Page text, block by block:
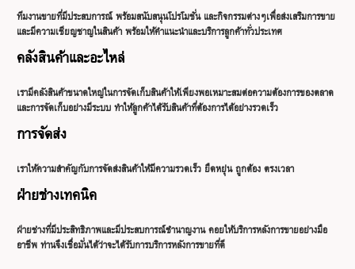
ทีมงานขายที่มีประสบการณ์ พร้อมสนับสนุนโปรโมชั่น และกิจกรรมต่างๆเพื่อส่งเสริมการขาย
และมีความเชียญชาญในสินค้า พร้อมให้คำแนะนำและบริการลูกค้าทั่วประเทศ
คลังสินค้าและอะไหล่
เรามีคลังสินค้าขนาดใหญ่ในการจัดเก็บสินค้าให้เพียงพอเหมาะสมต่อความต้องการของตลาด
และการจัดเก็บอย่างมีระบบ ทำให้ลูกค้าได้รับสินค้าที่ต้องการได้อย่างรวดเร็ว
การจัดส่ง
เราให้ความสำคัญกับการจัดส่งสินค้าให้มีความรวดเร็ว ยืดหยุ่น ถูกต้อง ตรงเวลา
ฝ่ายช่างเทคนิค
ฝ่ายช่างที่มีประสิทธิภาพและมีประสบการณ์ชำนาญงาน คอยให้บริการหลังการขายอย่างมือ
อาชีพ ท่านจึงเชื่อมั่นได้ว่าจะได้รับการบริการหลังการขายที่ดี